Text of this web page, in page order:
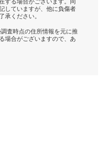
する場合がございます。同
していますが、他に負傷者
承ください。
査時点の住所情報を元に推
場合がございますので、あ